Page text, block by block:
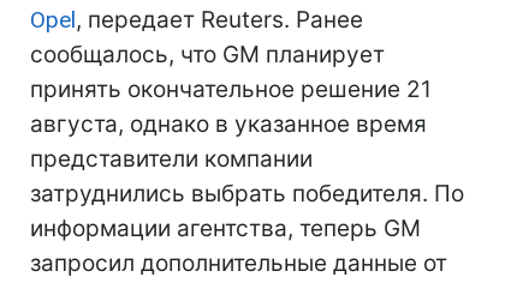
Opel, передает Reuters. Ранее
сообщалось, что GM планирует
принять окончательное решение 21
августа, однако в указанное время
представители компании
затруднились выбрать победителя. По
информации агентства, теперь GM
запросил дополнительные данные от